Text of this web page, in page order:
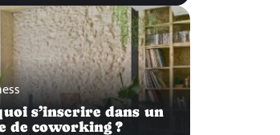
s’inscrire dans un
de coworking ?